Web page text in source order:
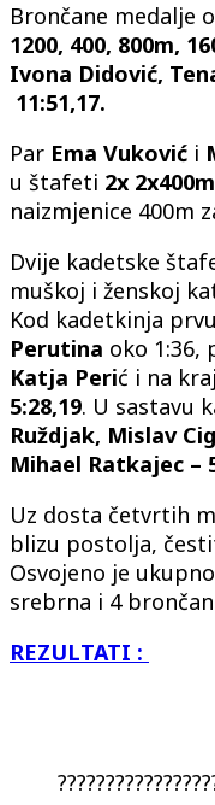
Brončane medalje
1200, 400, 800m,
Ivona Didović,
11:51,17.
Par Ema Vuković i
u štafeti 2x 2x400m
naizmjenice 400m
Dvije kadetske
muškoj i ženskoj
Kod kadetkinja
Perutina oko 1:36,
Katja Perić i na
5:28,19. U sastavu
Ruždjak, Mislav
Mihael Ratkajec –
Uz dosta četvrtih
blizu postolja,
Osvojeno je
srebrna i 4
REZULTATI :